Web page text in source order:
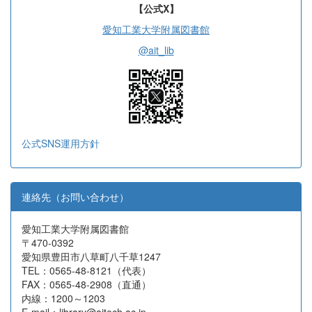
【公式X】
愛知工業大学附属図書館
@ait_lib
公式SNS運用方針
連絡先（お問い合わせ）
愛知工業大学附属図書館
〒470-0392
愛知県豊田市八草町八千草1247
TEL：0565-48-8121（代表）
FAX：0565-48-2908（直通）
内線：1200～1203